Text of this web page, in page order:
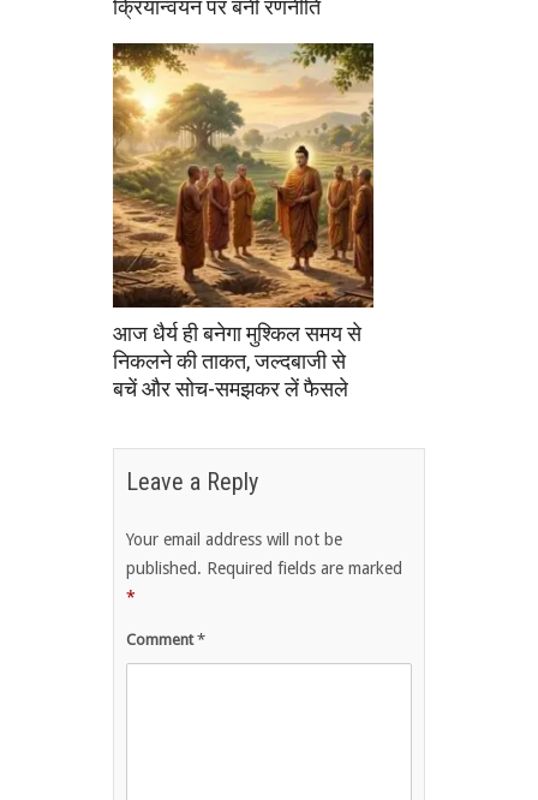
क्रियान्वयन पर बनी रणनीति
आज धैर्य ही बनेगा मुश्किल समय से
निकलने की ताकत, जल्दबाजी से
बचें और सोच-समझकर लें फैसले
Leave a Reply
Your email address will not be
published. Required fields are marked
*
Comment*